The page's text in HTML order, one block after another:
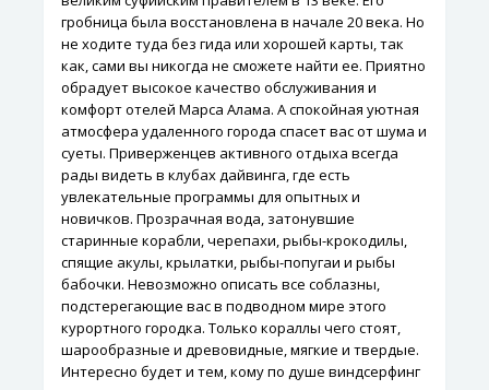
гробница была восстановлена в начале 20 века. Но
не ходите туда без гида или хорошей карты, так
как, сами вы никогда не сможете найти ее. Приятно
обрадует высокое качество обслуживания и
комфорт отелей Марса Алама. А спокойная уютная
атмосфера удаленного города спасет вас от шума и
суеты. Приверженцев активного отдыха всегда
рады видеть в клубах дайвинга, где есть
увлекательные программы для опытных и
новичков. Прозрачная вода, затонувшие
старинные корабли, черепахи, рыбы-крокодилы,
спящие акулы, крылатки, рыбы-попугаи и рыбы
бабочки. Невозможно описать все соблазны,
подстерегающие вас в подводном мире этого
курортного городка. Только кораллы чего стоят,
шарообразные и древовидные, мягкие и твердые.
Интересно будет и тем, кому по душе виндсерфинг